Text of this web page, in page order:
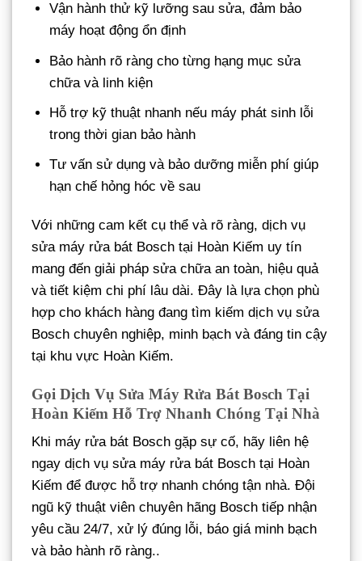
Vận hành thử kỹ lưỡng sau sửa, đảm bảo
máy hoạt động ổn định
Bảo hành rõ ràng cho từng hạng mục sửa
chữa và linh kiện
Hỗ trợ kỹ thuật nhanh nếu máy phát sinh lỗi
trong thời gian bảo hành
Tư vấn sử dụng và bảo dưỡng miễn phí giúp
hạn chế hỏng hóc về sau
Với những cam kết cụ thể và rõ ràng, dịch vụ
sửa máy rửa bát Bosch tại Hoàn Kiếm uy tín
mang đến giải pháp sửa chữa an toàn, hiệu quả
và tiết kiệm chi phí lâu dài. Đây là lựa chọn phù
hợp cho khách hàng đang tìm kiếm dịch vụ sửa
Bosch chuyên nghiệp, minh bạch và đáng tin cậy
tại khu vực Hoàn Kiếm.
Gọi Dịch Vụ Sửa Máy Rửa Bát Bosch Tại
Hoàn Kiếm Hỗ Trợ Nhanh Chóng Tại Nhà
Khi máy rửa bát Bosch gặp sự cố, hãy liên hệ
ngay dịch vụ sửa máy rửa bát Bosch tại Hoàn
Kiếm để được hỗ trợ nhanh chóng tận nhà. Đội
ngũ kỹ thuật viên chuyên hãng Bosch tiếp nhận
yêu cầu 24/7, xử lý đúng lỗi, báo giá minh bạch
và bảo hành rõ ràng..